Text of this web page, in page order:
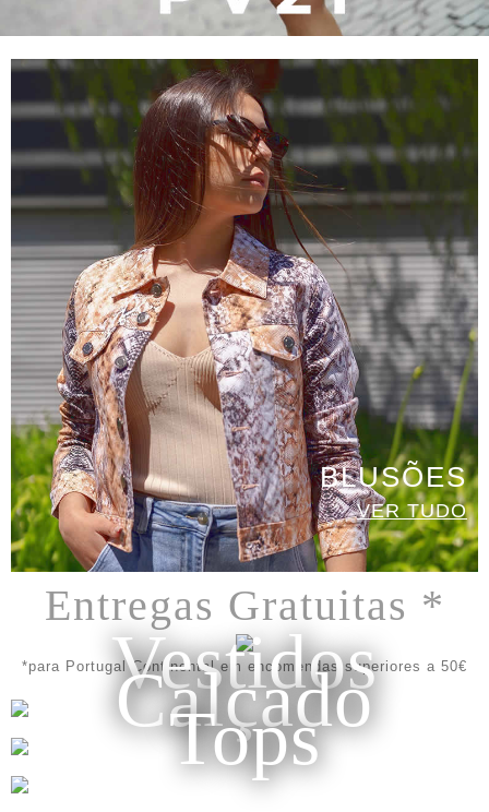
BLUSÕES
VER TUDO
Entregas Gratuitas *
*para Portugal Continental em encomendas superiores a 50€
Vestidos
Calçado
Tops